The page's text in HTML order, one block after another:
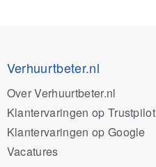
Verhuurtbeter.nl
Over Verhuurtbeter.nl
Klantervaringen op Trustpilot
Klantervaringen op Google
Vacatures